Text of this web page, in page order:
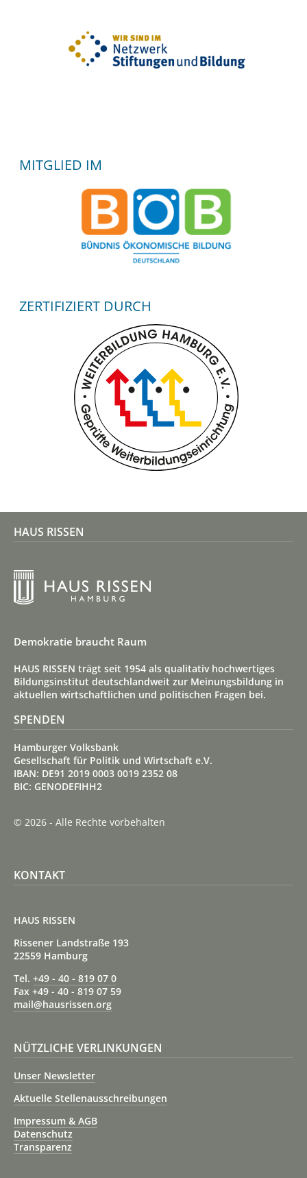
MITGLIED IM
ZERTIFIZIERT DURCH
HAUS RISSEN
Demokratie braucht Raum
HAUS RISSEN trägt seit 1954 als qualitativ hoch­wertiges
Bildungs­institut deutsch­land­weit zur Meinungs­bildung in
aktuellen wirt­schaft­lichen und politischen Fragen bei.
SPENDEN
Hamburger Volksbank
Gesellschaft für Politik und Wirtschaft e.V.
IBAN: DE91 2019 0003 0019 2352 08
BIC: GENODEFIHH2
© 2026 - Alle Rechte vorbehalten
KONTAKT
HAUS RISSEN
Rissener Landstraße 193
22559 Hamburg
Tel. +49 - 40 - 819 07 0
Fax +49 - 40 - 819 07 59
mail@hausrissen.org
NÜTZLICHE VERLINKUNGEN
Unser Newsletter
Aktuelle Stellenausschreibungen
Impressum & AGB
Datenschutz
Transparenz